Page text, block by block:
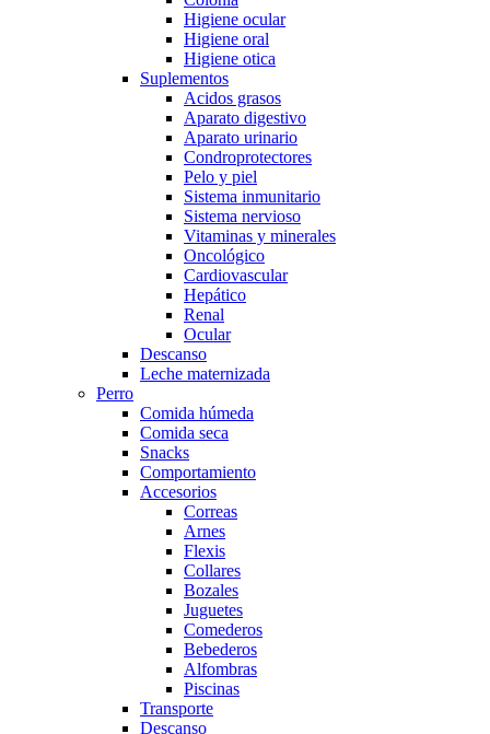
Higiene ocular
Higiene oral
Higiene otica
Suplementos
Acidos grasos
Aparato digestivo
Aparato urinario
Condroprotectores
Pelo y piel
Sistema inmunitario
Sistema nervioso
Vitaminas y minerales
Oncológico
Cardiovascular
Hepático
Renal
Ocular
Descanso
Leche maternizada
Perro
Comida húmeda
Comida seca
Snacks
Comportamiento
Accesorios
Correas
Arnes
Flexis
Collares
Bozales
Juguetes
Comederos
Bebederos
Alfombras
Piscinas
Transporte
Descanso